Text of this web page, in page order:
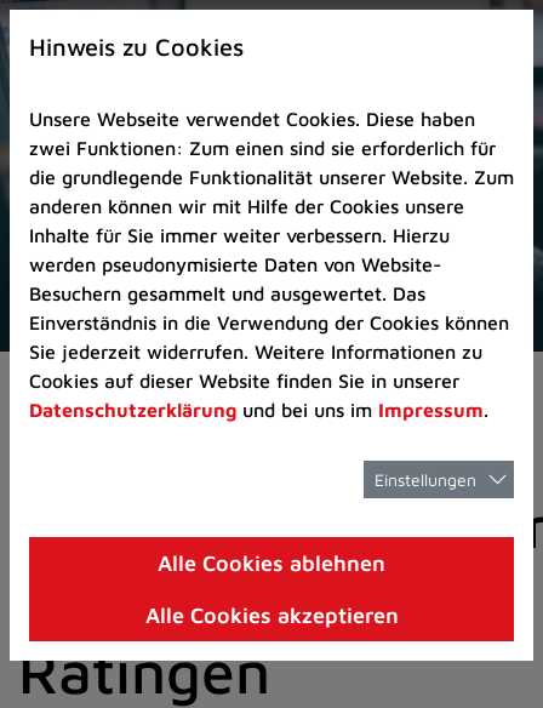
Zur
Startseite
Zum
Seitenanfang
springen
(Schnelltaste
A)
Zur
Navigation/Menü
springen
(Schnelltaste
M)
Zur
8)
I)
Aktuelles Pressemitteilungen
der Stadt
Ratingen
Hinweis zu Cookies
Unsere Webseite verwendet Cookies. Diese haben
zwei Funktionen: Zum einen sind sie erforderlich für
die grundlegende Funktionalität unserer Website. Zum
anderen können wir mit Hilfe der Cookies unsere
Inhalte für Sie immer weiter verbessern. Hierzu
werden pseudonymisierte Daten von Website-
Besuchern gesammelt und ausgewertet. Das
Einverständnis in die Verwendung der Cookies können
Sie jederzeit widerrufen. Weitere Informationen zu
Cookies auf dieser Website finden Sie in unserer
Datenschutzerklärung und bei uns im Impressum.
Einstellungen
Alle Cookies ablehnen
Alle Cookies akzeptieren